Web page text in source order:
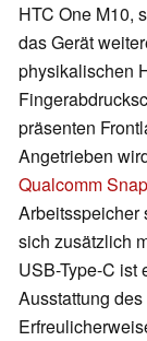
HTC One M10,
das Gerät
physikalischen
präsenten
Angetrieben
Qualcomm
Arbeitsspeicher
sich zusätzlich
USB-Type-C ist
Ausstattung